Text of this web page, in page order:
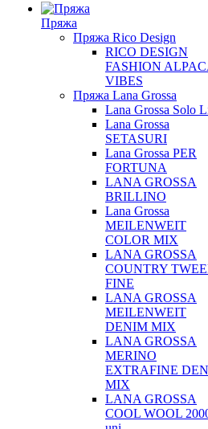
Пряжа
Пряжа Rico Design
RICO DESIGN
FASHION
VIBES
Пряжа Lana Grossa
Lana Grossa Solo
Lana Grossa
SETASURI
Lana Grossa PER
FORTUNA
LANA GROSSA
BRILLINO
Lana Grossa
MEILENWEIT
COLOR MIX
LANA GROSSA
COUNTRY
FINE
LANA GROSSA
MEILENWEIT
DENIM MIX
LANA GROSSA
MERINO
EXTRAFINE
MIX
LANA GROSSA
COOL WOOL